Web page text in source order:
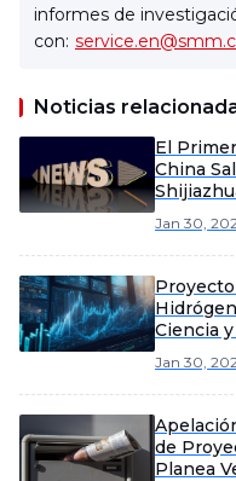
informes de
con:
Noticias
El
China
Presión
Jan 30,
Ciencia
para la
Vía de
Jan 30,
de
Planea